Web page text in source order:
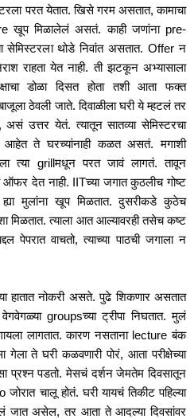
परत येतात. खिसे गरम असतात, कामाचा
खूप मिळालेलं असतं. काही जणांना pre-
सेमिस्टरला थोडे निवांत असतात. Offer न
राहता येत नाही. ती झटकून अभ्यासाला
डोळा दिसत होता तशी आता फक्त
ठेवली जाते. दिवाळीला घरी ये म्हटलं तर
असं उत्तर येतं. त्यातून सातव्या सेमिस्टरचा
ते घरच्यांनाही कळत असतं. मगाशी
त्या grillमधून परत जावं लागतं. तावून
देत नाही. IITच्या जगात कुठलीच गोष्ट
मुलांना खूप मिळतात. दुसरीकडे कुठेच
मिळतात. त्याला आत आल्यावरही तसेच कष्ट
पेपरात वाचतो, त्याच्या पाठची जगाला न
हातात नोकरी असते. पुढे शिकणार असतात
groupsच्या ट्रीपा निघतात. मुलं
लागतात. कारण नसताना lecture बंक
गेला ते घरी कळवणारी पोरं, आता परीक्षेच्या
प्रश्न पडतो. मेसचं दर्शन जेमतेम दिवसातून
चालू होतं. घरी यायचं तिकीट पहिल्या
जात असेल, तर आता ते आदल्या दिवसांवर